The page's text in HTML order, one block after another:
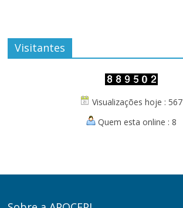
Visitantes
Visualizações hoje : 567
Quem esta online : 8